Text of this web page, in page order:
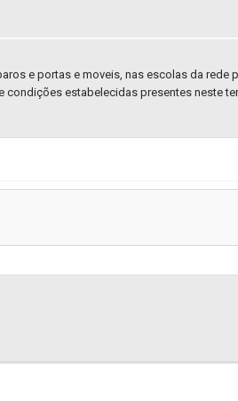
e portas e moveis, nas escolas da rede
condições estabelecidas presentes neste